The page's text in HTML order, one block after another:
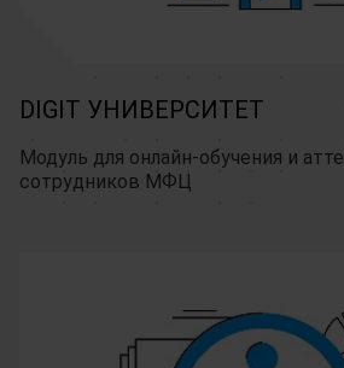
DIGIT УНИВЕРСИТЕТ
Модуль для онлайн-обучения и
сотрудников МФЦ